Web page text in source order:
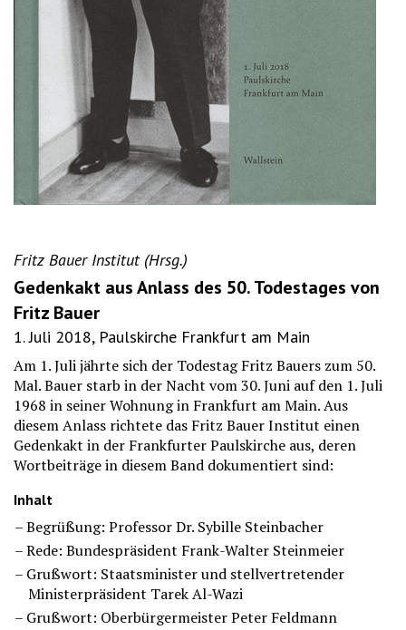
Fritz Bauer Institut (Hrsg.)
Gedenkakt aus Anlass des 50. Todestages von
Fritz Bauer
1. Juli 2018, Paulskirche Frankfurt am Main
Am 1. Juli jährte sich der Todestag Fritz Bauers zum 50.
Mal. Bauer starb in der Nacht vom 30. Juni auf den 1. Juli
1968 in seiner Wohnung in Frankfurt am Main. Aus
diesem Anlass richtete das Fritz Bauer Institut einen
Gedenkakt in der Frankfurter Paulskirche aus, deren
Wortbeiträge in diesem Band dokumentiert sind:
Inhalt
Begrüßung: Professor Dr. Sybille Steinbacher
Rede: Bundespräsident Frank-Walter Steinmeier
Grußwort: Staatsminister und stellvertretender
Ministerpräsident Tarek Al-Wazi
Grußwort: Oberbürgermeister Peter Feldmann